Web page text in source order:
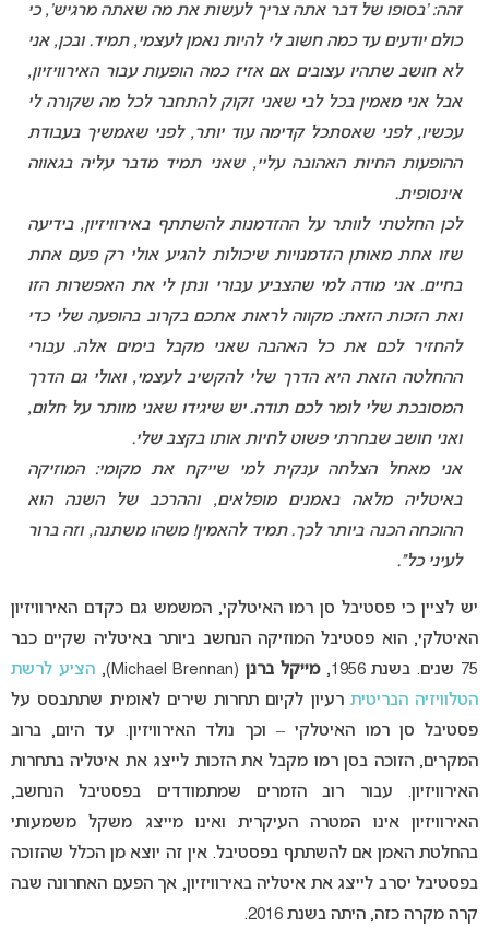
זהה: ‘בסופו של דבר אתה צריך לעשות את מה שאתה מרגיש’, כי
כולם יודעים עד כמה חשוב לי להיות נאמן לעצמי, תמיד. ובכן, אני
לא חושב שתהיו עצובים אם אזיז כמה הופעות עבור האירוויזיון,
אבל אני מאמין בכל לבי שאני זקוק להתחבר לכל מה שקורה לי
עכשיו, לפני שאסתכל קדימה עוד יותר, לפני שאמשיך בעבודת
ההופעות החיות האהובה עליי, שאני תמיד מדבר עליה בגאווה
אינסופית.
לכן החלטתי לוותר על ההזדמנות להשתתף באירוויזיון, בידיעה
שזו אחת מאותן הזדמנויות שיכולות להגיע אולי רק פעם אחת
בחיים. אני מודה למי שהצביע עבורי ונתן לי את האפשרות הזו
ואת הזכות הזאת: מקווה לראות אתכם בקרוב בהופעה שלי כדי
להחזיר לכם את כל האהבה שאני מקבל בימים אלה. עבורי
ההחלטה הזאת היא הדרך שלי להקשיב לעצמי, ואולי גם הדרך
המסובכת שלי לומר לכם תודה. יש שיגידו שאני מוותר על חלום,
ואני חושב שבחרתי פשוט לחיות אותו בקצב שלי.
אני מאחל הצלחה ענקית למי שייקח את מקומי: המוזיקה
באיטליה מלאה באמנים מופלאים, וההרכב של השנה הוא
ההוכחה הכנה ביותר לכך. תמיד להאמין! משהו משתנה, וזה ברור
לעיני כל”.
יש לציין כי פסטיבל סן רמו האיטלקי, המשמש גם כקדם האירוויזיון
האיטלקי, הוא פסטיבל המוזיקה הנחשב ביותר באיטליה שקיים כבר
75 שנים. בשנת 1956,
מייקל ברנן(Michael Brennan),
הציע לרשת
הטלוויזיה הבריטיתרעיון לקיום תחרות שירים לאומית שתתבסס על
פסטיבל סן רמו האיטלקי – וכך נולד האירוויזיון. עד היום, ברוב
המקרים, הזוכה בסן רמו מקבל את הזכות לייצג את איטליה בתחרות
האירוויזיון. עבור רוב הזמרים שמתמודדים בפסטיבל הנחשב,
האירוויזיון אינו המטרה העיקרית ואינו מייצג משקל משמעותי
בהחלטת האמן אם להשתתף בפסטיבל. אין זה יוצא מן הכלל שהזוכה
בפסטיבל יסרב לייצג את איטליה באירוויזיון, אך הפעם האחרונה שבה
קרה מקרה כזה, היתה בשנת 2016.